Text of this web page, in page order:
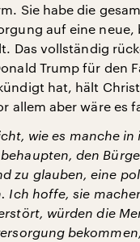
Sie habe die
auf eine neue,
Das vollständig
Trump für den
hat, hält
allem aber wäre es
wie es manche in
den
zu glauben, eine
Ich hoffe, sie
würden die